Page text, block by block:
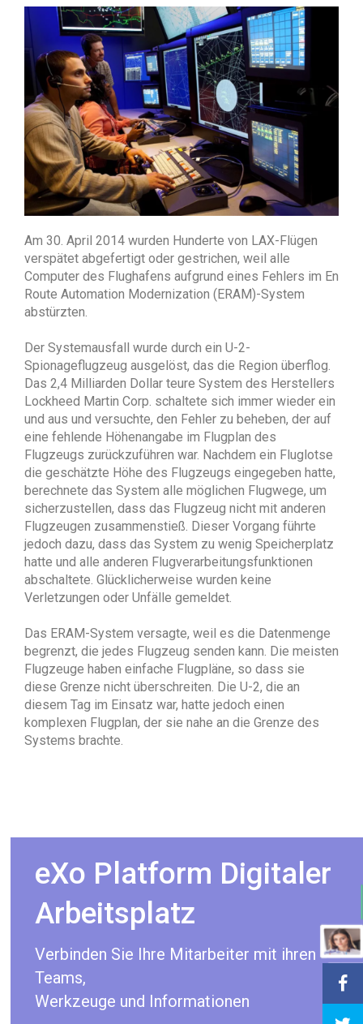
Am 30. April 2014 wurden Hunderte von LAX-Flügen
verspätet abgefertigt oder gestrichen, weil alle
Computer des Flughafens aufgrund eines Fehlers im En
Route Automation Modernization (ERAM)-System
abstürzten.
Der Systemausfall wurde durch ein U-2-
Spionageflugzeug ausgelöst, das die Region überflog.
Das 2,4 Milliarden Dollar teure System des Herstellers
Lockheed Martin Corp. schaltete sich immer wieder ein
und aus und versuchte, den Fehler zu beheben, der auf
eine fehlende Höhenangabe im Flugplan des
Flugzeugs zurückzuführen war. Nachdem ein Fluglotse
die geschätzte Höhe des Flugzeugs eingegeben hatte,
berechnete das System alle möglichen Flugwege, um
sicherzustellen, dass das Flugzeug nicht mit anderen
Flugzeugen zusammenstieß. Dieser Vorgang führte
jedoch dazu, dass das System zu wenig Speicherplatz
hatte und alle anderen Flugverarbeitungsfunktionen
abschaltete. Glücklicherweise wurden keine
Verletzungen oder Unfälle gemeldet.
Das ERAM-System versagte, weil es die Datenmenge
begrenzt, die jedes Flugzeug senden kann. Die meisten
Flugzeuge haben einfache Flugpläne, so dass sie
diese Grenze nicht überschreiten. Die U-2, die an
diesem Tag im Einsatz war, hatte jedoch einen
komplexen Flugplan, der sie nahe an die Grenze des
Systems brachte.
eXo Platform Digitaler
Arbeitsplatz
Verbinden Sie Ihre Mitarbeiter mit ihren
Teams,
Werkzeuge und Informationen